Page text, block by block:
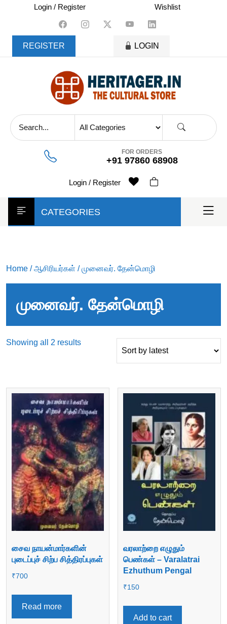
content
Login / Register Wishlist
REGISTER LOGIN
FOR ORDERS
+91 97860 68908
Login / Register
CATEGORIES
Home /ஆசிரியர்கள் / முனைவர். தேன்மொழி
முனைவர். தேன்மொழி
Showing all 2 resultsSorted
சைவ நாயன்மார்களின்
புடைப்புச் சிற்ப சித்திரப்புகள்
₹700
Read more
வரலாற்றை எழுதும்
பெண்கள் – Varalatrai
Ezhuthum Pengal
₹150
Add to cart